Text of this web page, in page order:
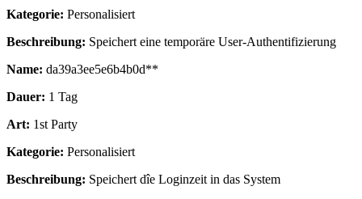
Kategorie: Personalisiert
Beschreibung: Speichert eine temporäre User-Authentifizierung
Name: da39a3ee5e6b4b0d**
Dauer: 1 Tag
Art: 1st Party
Kategorie: Personalisiert
Beschreibung: Speichert dîe Loginzeit in das System